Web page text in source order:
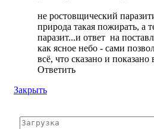
не ростовщический
природа такая пожирать, а
паразит...и ответ на
как ясное небо - сами
всё, что сказано и
Ответить
Закрыть